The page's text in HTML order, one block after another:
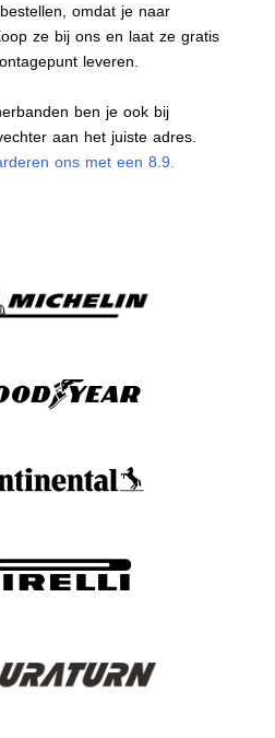
omdat je naar
ze bij ons en laat ze gratis
leveren.
ben je ook bij
aan het juiste adres.
ons met een 8.9.